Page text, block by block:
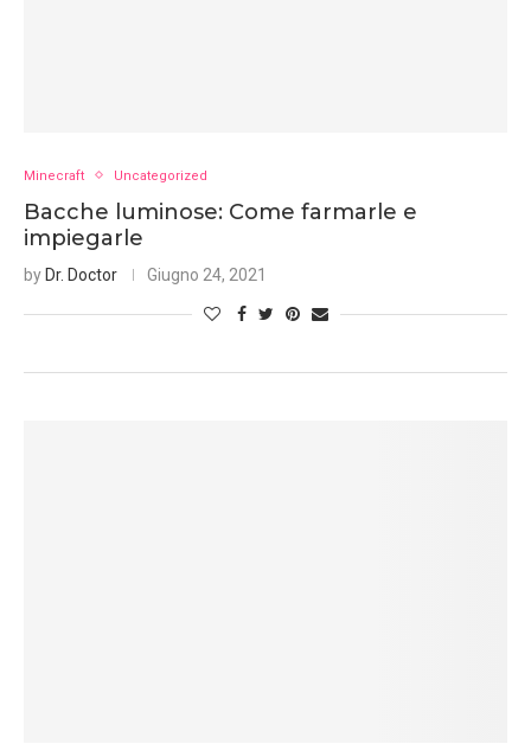
Minecraft Uncategorized
Bacche luminose: Come farmarle e
impiegarle
by Dr. Doctor Giugno 24, 2021